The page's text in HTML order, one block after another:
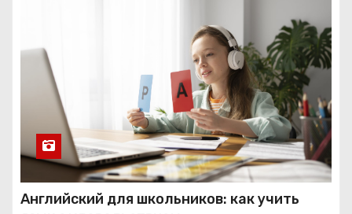
Английский для школьников: как учить